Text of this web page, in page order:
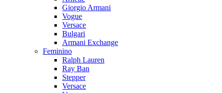
Giorgio Armani
Vogue
Versace
Bulgari
Armani Exchange
Feminino
Ralph Lauren
Ray Ban
Stepper
Versace